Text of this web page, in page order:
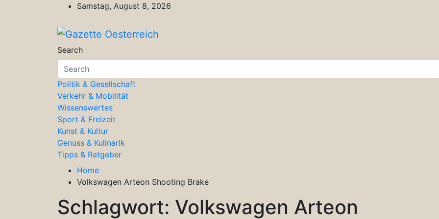
Samstag, August 8, 2026
Gazette Oesterreich
Magazin für Freizeit, Politik, Kultur & Wissenschaft
Search
Politik & Gesellschaft
Verkehr & Mobilität
Wissenswertes
Sport & Freizeit
Kunst & Kultur
Genuss & Kulinarik
Tipps & Ratgeber
Home
Volkswagen Arteon Shooting Brake
Schlagwort: Volkswagen Arteon